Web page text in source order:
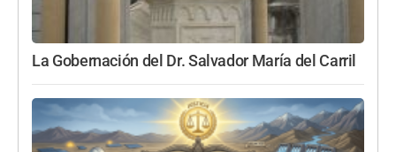
La Gobernación del Dr. Salvador María del Carril